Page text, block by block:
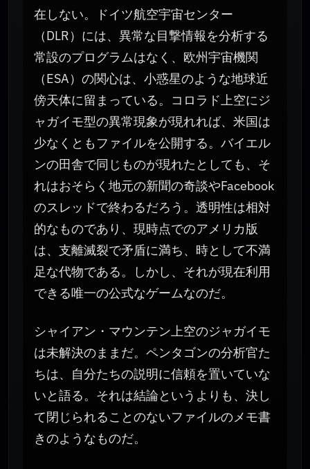
在しない。ドイツ航空宇宙センター
（DLR）には、異常な目撃情報を分析する
常設のプログラムはなく、欧州宇宙機関
（ESA）の関心は、小惑星のような地球近
傍天体に留まっている。コロラド上空にジ
ャガイモ型の異常現象が現れれば、米国は
少なくともファイルを公開する。バイエル
ンの田舎で同じものが現れたとしても、そ
れはおそらく地元の新聞の奇談やFacebook
のスレッドで終わるだろう。透明性は相対
的なものであり、現時点でのアメリカ版
は、支離滅裂で矛盾に満ち、時として不満
足な代物である。しかし、それが現在利用
できる唯一の公式なゲームなのだ。
シャイアン・マウンテン上空のジャガイモ
は未解決のままだ。ペンタゴンの分析官た
ちは、自分たちの説明に信頼を置いていな
いと語る。それは結論というよりも、決し
て閉じられることのないファイルのメモ書
きのようなものだ。